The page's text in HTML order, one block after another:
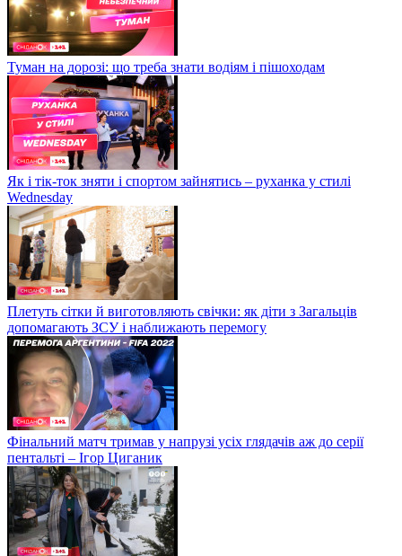
Туман на дорозі: що треба знати водіям і пішоходам
Як і тік-ток зняти і спортом зайнятись – руханка у стилі
Wednesday
Плетуть сітки й виготовляють свічки: як діти з Загальців
допомагають ЗСУ і наближають перемогу
Фінальний матч тримав у напрузі усіх глядачів аж до серії
пентальті – Ігор Циганик